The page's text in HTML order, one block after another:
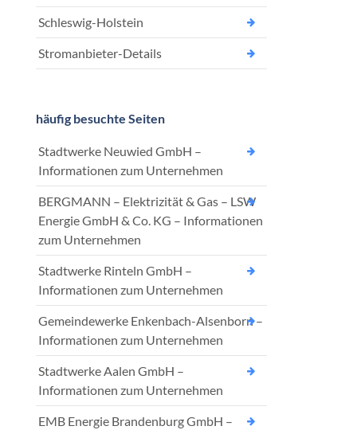
Schleswig-Holstein
Stromanbieter-Details
häufig besuchte Seiten
Stadtwerke Neuwied GmbH –
Informationen zum Unternehmen
BERGMANN – Elektrizität & Gas – LSW
Energie GmbH & Co. KG – Informationen
zum Unternehmen
Stadtwerke Rinteln GmbH –
Informationen zum Unternehmen
Gemeindewerke Enkenbach-Alsenborn –
Informationen zum Unternehmen
Stadtwerke Aalen GmbH –
Informationen zum Unternehmen
EMB Energie Brandenburg GmbH –